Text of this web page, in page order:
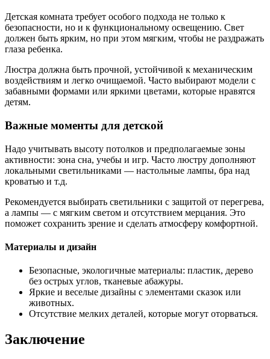
Детская комната требует особого подхода не только к
безопасности, но и к функциональному освещению. Свет
должен быть ярким, но при этом мягким, чтобы не раздражать
глаза ребенка.
Люстра должна быть прочной, устойчивой к механическим
воздействиям и легко очищаемой. Часто выбирают модели с
забавными формами или яркими цветами, которые нравятся
детям.
Важные моменты для детской
Надо учитывать высоту потолков и предполагаемые зоны
активности: зона сна, учебы и игр. Часто люстру дополняют
локальными светильниками — настольные лампы, бра над
кроватью и т.д.
Рекомендуется выбирать светильники с защитой от перегрева,
а лампы — с мягким светом и отсутствием мерцания. Это
поможет сохранить зрение и сделать атмосферу комфортной.
Материалы и дизайн
Безопасные, экологичные материалы: пластик, дерево
без острых углов, тканевые абажуры.
Яркие и веселые дизайны с элементами сказок или
животных.
Отсутствие мелких деталей, которые могут оторваться.
Заключение